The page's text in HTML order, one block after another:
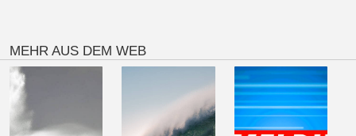
MEHR AUS DEM WEB